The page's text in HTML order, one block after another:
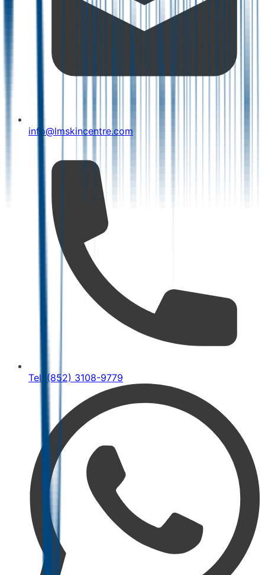
info@lmskincentre.com
Tel: (852) 3108-9779